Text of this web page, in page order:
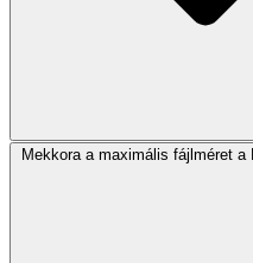
Mekkora a maximális fájlméret